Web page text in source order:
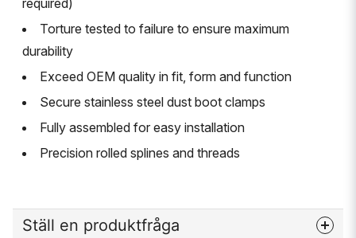
Torture tested to failure to ensure maximum
durability
Exceed OEM quality in fit, form and function
Secure stainless steel dust boot clamps
Fully assembled for easy installation
Precision rolled splines and threads
Ställ en produktfråga